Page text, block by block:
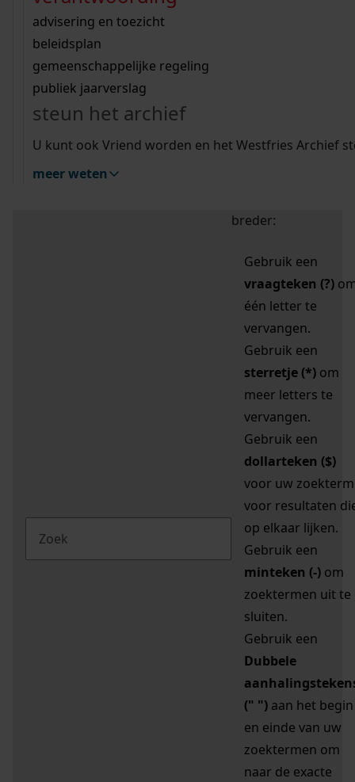
bouwvergunningen
omgevingsvergunningen
vergunningen
beeld en geluid
uitleg nodig?
Wij helpen u op weg met een aantal zoektips.
bekijk alle zoektips
Wij helpen u op weg met een aantal zoektips.
bekijk alle zoektips
bekijk ons geschiedenislokaal
advisering en toezicht
beleidsplan
gemeenschappelijke regeling
publiek jaarverslag
steun het archief
U kunt ook Vriend worden en het Westfries Archief
meer weten
zoektips
Mijn Studiezaal (inloggen)
uw zoekopdracht te
breder:
Gebruik een
vraagteken (?)
één letter te
vervangen.
Gebruik een
sterretje (*) om
meer letters te
vervangen.
Gebruik een
dollarteken ($)
voor uw zoekterm
voor resultaten
op elkaar lijken.
Gebruik een
minteken (-) om
zoektermen uit te
sluiten.
Gebruik een
Dubbele
(" ") aan het begin
en einde van uw
zoektermen om
naar de exacte